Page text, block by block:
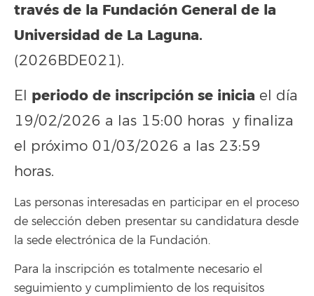
través de la Fundación General de la
Universidad de La Laguna.
(2026BDE021).
El periodo de inscripción se inicia el día
19/02/2026 a las 15:00 horas y finaliza
el próximo 01/03/2026 a las 23:59
horas.
Las personas interesadas en participar en el proceso
de selección deben presentar su candidatura desde
la sede electrónica de la Fundación.
Para la inscripción es totalmente necesario el
seguimiento y cumplimiento de los requisitos